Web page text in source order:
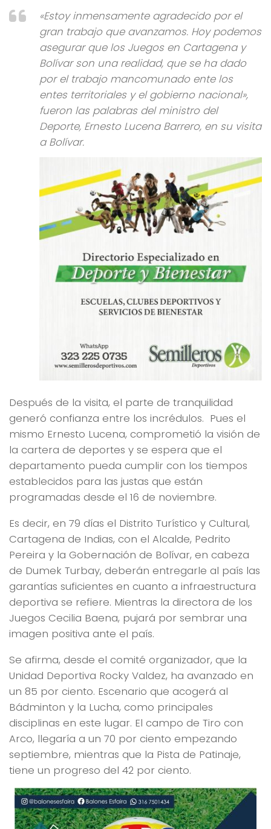
«Estoy inmensamente agradecido por el
gran trabajo que avanzamos. Hoy podemos
asegurar que los Juegos en Cartagena y
Bolívar son una realidad, que se ha dado
por el trabajo mancomunado ente los
entes territoriales y el gobierno nacional»,
fueron las palabras del ministro del
Deporte, Ernesto Lucena Barrero, en su visita
a Bolívar.
Después de la visita, el parte de tranquilidad
generó confianza entre los incrédulos. Pues el
mismo Ernesto Lucena, comprometió la visión de
la cartera de deportes y se espera que el
departamento pueda cumplir con los tiempos
establecidos para las justas que están
programadas desde el 16 de noviembre.
Es decir, en 79 días el Distrito Turístico y Cultural,
Cartagena de Indias, con el Alcalde, Pedrito
Pereira y la Gobernación de Bolívar, en cabeza
de Dumek Turbay, deberán entregarle al país las
garantías suficientes en cuanto a infraestructura
deportiva se refiere. Mientras la directora de los
Juegos Cecilia Baena, pujará por sembrar una
imagen positiva ante el país.
Se afirma, desde el comité organizador, que la
Unidad Deportiva Rocky Valdez, ha avanzado en
un 85 por ciento. Escenario que acogerá al
Bádminton y la Lucha, como principales
disciplinas en este lugar. El campo de Tiro con
Arco, llegaría a un 70 por ciento empezando
septiembre, mientras que la Pista de Patinaje,
tiene un progreso del 42 por ciento.